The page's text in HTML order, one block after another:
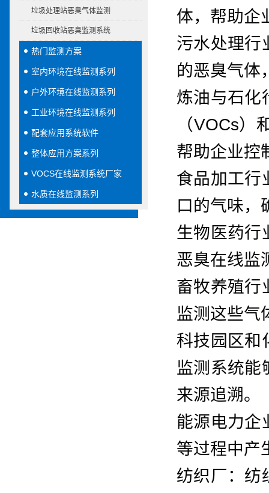
垃圾处理站恶臭气体监测
垃圾回收站恶臭监测系统
热门监测方案
室内环境在线监测系列
户外环境在线监测系列
工业环境在线监测系列
配套应用系统软件
整体应用方案系列
VOCS在线监测系统厂家
水质在线监测系列
体，帮助企
污水处理行
的恶臭气体
炼油与石化
（VOCs
帮助企业控
食品加工行
口的气味，
生物医药行
恶臭在线监
畜牧养殖行
监测这些气
科技园区和
监测系统能
来源追溯。
能源电力企
等过程中产
纺织厂：纺